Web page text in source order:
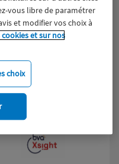
vous libre de paramétrer
et modifier vos choix à
et sur nos
choix